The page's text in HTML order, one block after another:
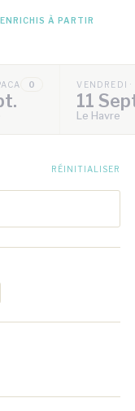
À PARTIR
0 VENDREDI
11
Le Havre
RÉINITIALISER